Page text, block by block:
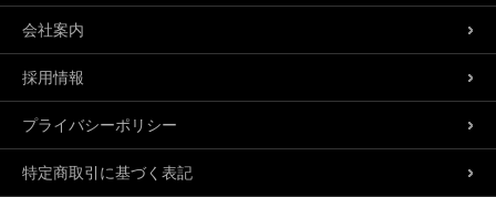
会社案内
採用情報
プライバシーポリシー
特定商取引に基づく表記